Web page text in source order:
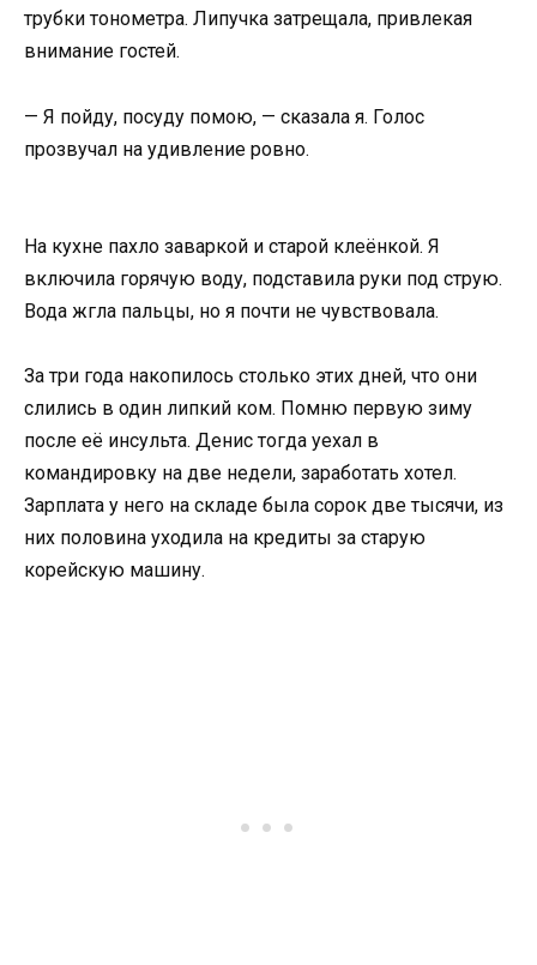
трубки тонометра. Липучка затрещала, привлекая
внимание гостей.
— Я пойду, посуду помою, — сказала я. Голос
прозвучал на удивление ровно.
На кухне пахло заваркой и старой клеёнкой. Я
включила горячую воду, подставила руки под струю.
Вода жгла пальцы, но я почти не чувствовала.
За три года накопилось столько этих дней, что они
слились в один липкий ком. Помню первую зиму
после её инсульта. Денис тогда уехал в
командировку на две недели, заработать хотел.
Зарплата у него на складе была сорок две тысячи, из
них половина уходила на кредиты за старую
корейскую машину.